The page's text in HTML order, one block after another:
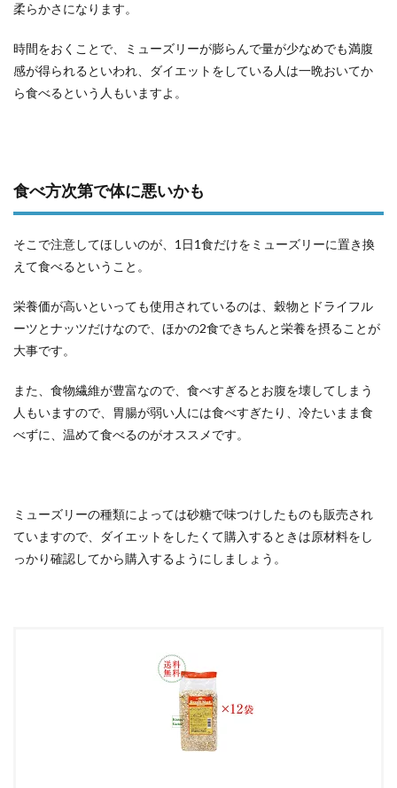
柔らかさになります。
時間をおくことで、ミューズリーが膨らんで量が少なめでも満腹
感が得られるといわれ、ダイエットをしている人は一晩おいてか
ら食べるという人もいますよ。
食べ方次第で体に悪いかも
そこで注意してほしいのが、1日1食だけをミューズリーに置き換
えて食べるということ。
栄養価が高いといっても使用されているのは、穀物とドライフル
ーツとナッツだけなので、ほかの2食できちんと栄養を摂ることが
大事です。
また、食物繊維が豊富なので、食べすぎるとお腹を壊してしまう
人もいますので、胃腸が弱い人には食べすぎたり、冷たいまま食
べずに、温めて食べるのがオススメです。
ミューズリーの種類によっては砂糖で味つけしたものも販売され
ていますので、ダイエットをしたくて購入するときは原材料をし
っかり確認してから購入するようにしましょう。